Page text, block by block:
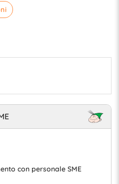
con personale SME